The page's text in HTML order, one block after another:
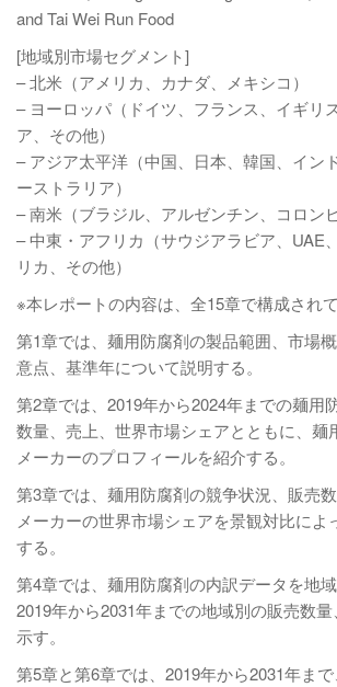
and Tai Wei Run Food
[地域別市場セグメント]
– 北米（アメリカ、カナダ、メキシコ）
– ヨーロッパ（ドイツ、フランス、イギリ
ア、その他）
– アジア太平洋（中国、日本、韓国、イン
ーストラリア）
– 南米（ブラジル、アルゼンチン、コロン
– 中東・アフリカ（サウジアラビア、UAE
リカ、その他）
※本レポートの内容は、全15章で構成されて
第1章では、麺用防腐剤の製品範囲、市場
意点、基準年について説明する。
第2章では、2019年から2024年までの麺用
数量、売上、世界市場シェアとともに、麺
メーカーのプロフィールを紹介する。
第3章では、麺用防腐剤の競争状況、販売
メーカーの世界市場シェアを景観対比によ
する。
第4章では、麺用防腐剤の内訳データを地域
2019年から2031年までの地域別の販売数
示す。
第5章と第6章では、2019年から2031年ま